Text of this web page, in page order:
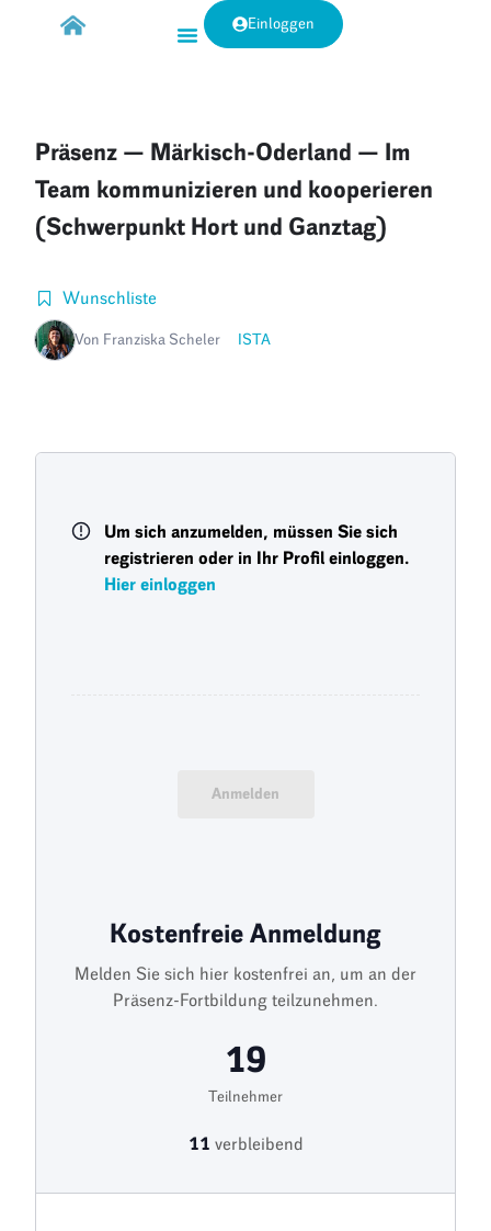
Einloggen
Präsenz — Märkisch-Oderland — Im
Team kommunizieren und kooperieren
(Schwerpunkt Hort und Ganztag)
Von Franziska Scheler ISTA
Wunschliste
Um sich anzumelden, müssen Sie sich
registrieren oder in Ihr Profil einloggen.
Hier einloggen
Kostenfreie Anmeldung
Melden Sie sich hier kostenfrei an, um an der
Präsenz-Fortbildung teilzunehmen.
19
Teilnehmer
11 verbleibend
Anmelden